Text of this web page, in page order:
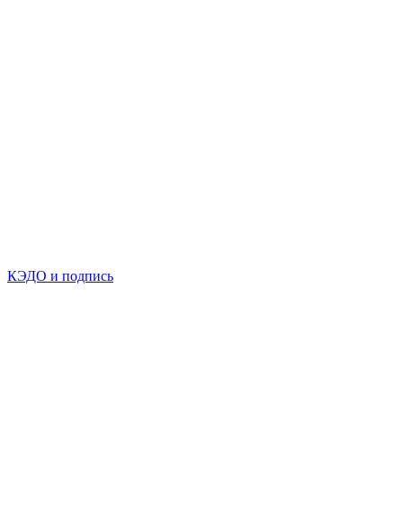
КЭДО и подпись